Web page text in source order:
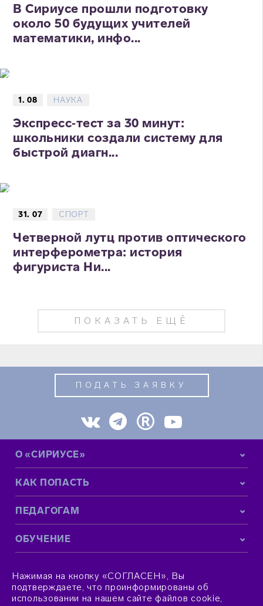
В Сириусе прошли подготовку
около 50 будущих учителей
математики, инфо...
1. 08 НАУКА
Экспресс‑тест за 30 минут:
школьники создали систему для
быстрой диагн...
31. 07 СПОРТ
Четверной лутц против оптического
интерферометра: история
фигуриста Ни...
ПОКАЗАТЬ ЕЩЁ
ПОДАТЬ ЗАЯВКУ
О «СИРИУСЕ»
КАК ПОПАСТЬ
ПЕДАГОГАМ
ОБУЧЕНИЕ
Нажимая на кнопку «СОГЛАСЕН», Вы
подтверждаете, что проинформированы об
использовании на нашем сайте файлов cookie,